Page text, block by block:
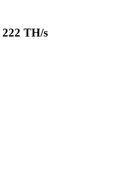
TH/s